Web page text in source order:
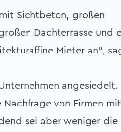
Sichtbeton, großen
Dachterrasse und
Mieter an“,
angesiedelt.
von Firmen mit
sei aber weniger die